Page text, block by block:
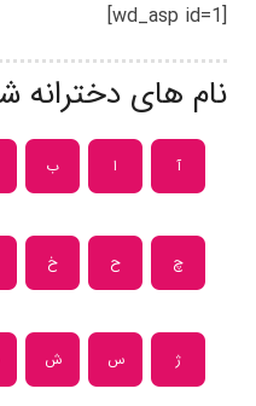
[wd_asp id=1]
نام های دخترانه
آ ا ب
چ ح خ
ژ س ش